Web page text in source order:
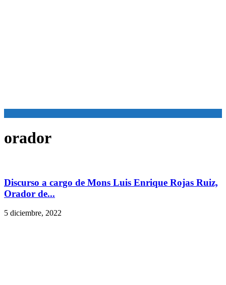
orador
Discurso a cargo de Mons Luis Enrique Rojas Ruiz,
Orador de...
5 diciembre, 2022